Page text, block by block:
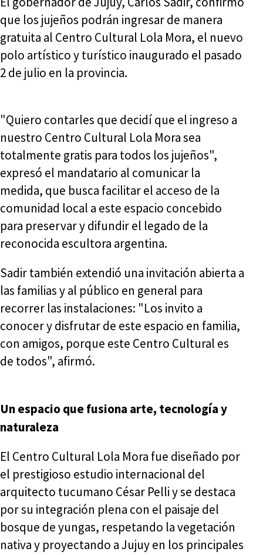
que los jujeños podrán ingresar de manera
gratuita al Centro Cultural Lola Mora, el nuevo
polo artístico y turístico inaugurado el pasado
2 de julio en la provincia.
"Quiero contarles que decidí que el ingreso a
nuestro Centro Cultural Lola Mora sea
totalmente gratis para todos los jujeños",
expresó el mandatario al comunicar la
medida, que busca facilitar el acceso de la
comunidad local a este espacio concebido
para preservar y difundir el legado de la
reconocida escultora argentina.
Sadir también extendió una invitación abierta a
las familias y al público en general para
recorrer las instalaciones: "Los invito a
conocer y disfrutar de este espacio en familia,
con amigos, porque este Centro Cultural es
de todos", afirmó.
Un espacio que fusiona arte, tecnología y
naturaleza
El Centro Cultural Lola Mora fue diseñado por
el prestigioso estudio internacional del
arquitecto tucumano César Pelli y se destaca
por su integración plena con el paisaje del
bosque de yungas, respetando la vegetación
nativa y proyectando a Jujuy en los principales